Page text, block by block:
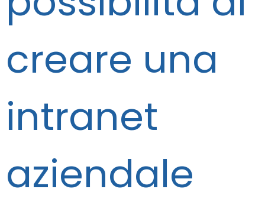
creare una
intranet
aziendale